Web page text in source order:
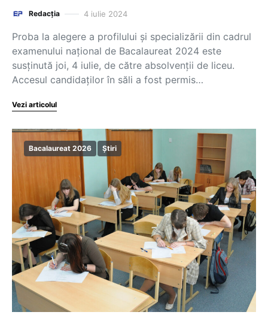
Redacția 4 iulie 2024
Proba la alegere a profilului și specializării din cadrul
examenului național de Bacalaureat 2024 este
susținută joi, 4 iulie, de către absolvenții de liceu.
Accesul candidaților în săli a fost permis…
Vezi articolul
Bacalaureat 2026 Știri